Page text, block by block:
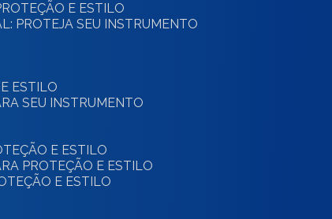
E ESTILO
PROTEJA SEU INSTRUMENTO
ESTILO
SEU INSTRUMENTO
E ESTILO
PROTEÇÃO E ESTILO
E ESTILO